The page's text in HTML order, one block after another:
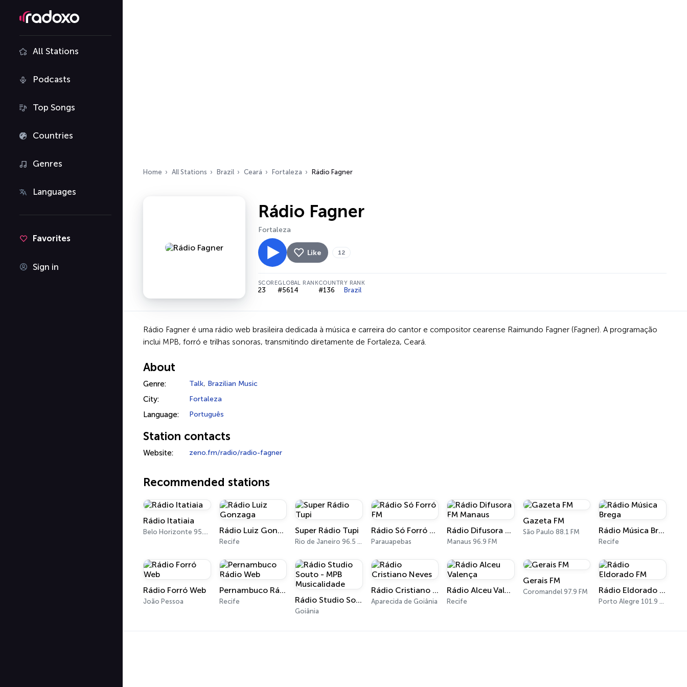
All Stations
Podcasts
Top Songs
Countries
Genres
Languages
Favorites
Sign in
Home All Stations Brazil Ceará Fortaleza Rádio Fagner
Rádio Fagner
Fortaleza
Like 12
SCORE
23
GLOBAL RANK
#5614
COUNTRY RANK
#136 Brazil
Rádio Fagner é uma rádio web brasileira dedicada à música e carreira do cantor e compositor cearense Raimundo Fagner (Fagner). A programação
inclui MPB, forró e trilhas sonoras, transmitindo diretamente de Fortaleza, Ceará.
About
Genre: Talk, Brazilian Music
City: Fortaleza
Language: Português
Station contacts
Website: zeno.fm/radio/radio-fagner
Recommended stations
Rádio Itatiaia
Belo Horizonte 95.7 FM - 610 AM Rádio Luiz Gonzaga
Recife
Super Rádio Tupi
Rio de Janeiro 96.5 FM
Rádio Só Forró FM
Parauapebas
Rádio Difusora FM Manaus
Manaus 96.9 FM
Gazeta FM
São Paulo 88.1 FM Rádio Música Brega
Recife
Rádio Forró Web
João Pessoa
Pernambuco Rádio Web
Recife Rádio Studio Souto - MPB Musicalidade
Goiânia
Rádio Cristiano Neves
Aparecida de Goiânia
Rádio Alceu Valença
Recife
Gerais FM
Coromandel 97.9 FM Rádio Eldorado FM
Porto Alegre 101.9 FM